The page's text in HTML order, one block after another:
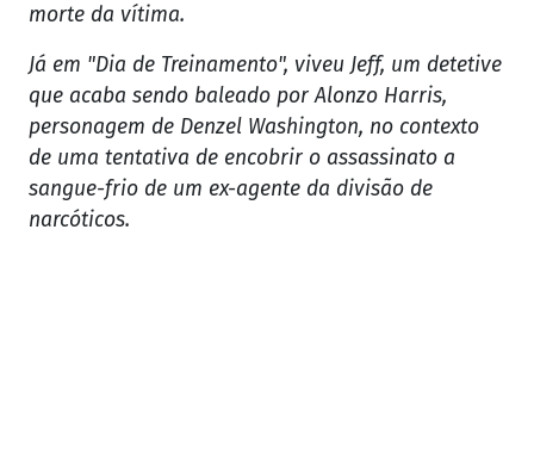
morte da vítima.
Já em "Dia de Treinamento", viveu Jeff, um detetive
que acaba sendo baleado por Alonzo Harris,
personagem de Denzel Washington, no contexto
de uma tentativa de encobrir o assassinato a
sangue-frio de um ex-agente da divisão de
narcóticos.